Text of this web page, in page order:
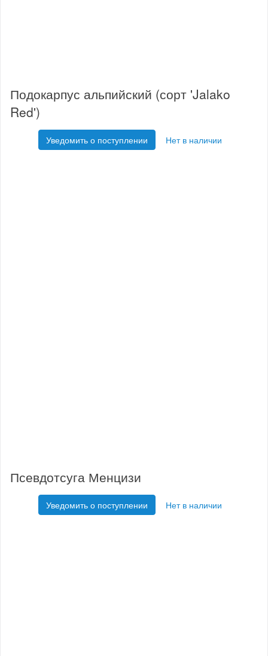
Подокарпус альпийский (сорт 'Jalako
Red')
Уведомить о поступлении Нет в наличии
Псевдотсуга Менцизи
Уведомить о поступлении Нет в наличии